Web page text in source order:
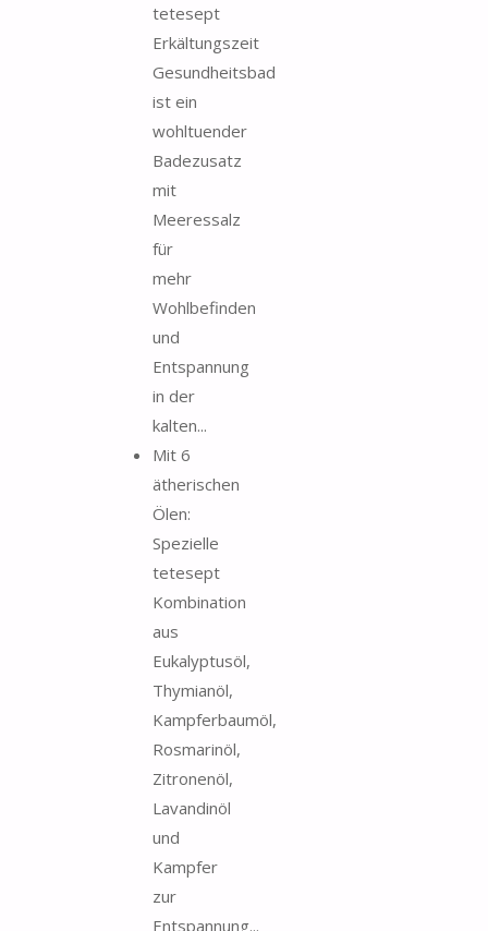
tetesept
Erkältungszeit
Gesundheitsbad
ist ein
wohltuender
Badezusatz
mit
Meeressalz
für
mehr
Wohlbefinden
und
Entspannung
in der
kalten...
Mit 6
ätherischen
Ölen:
Spezielle
tetesept
Kombination
aus
Eukalyptusöl,
Thymianöl,
Kampferbaumöl,
Rosmarinöl,
Zitronenöl,
Lavandinöl
und
Kampfer
zur
Entspannung...